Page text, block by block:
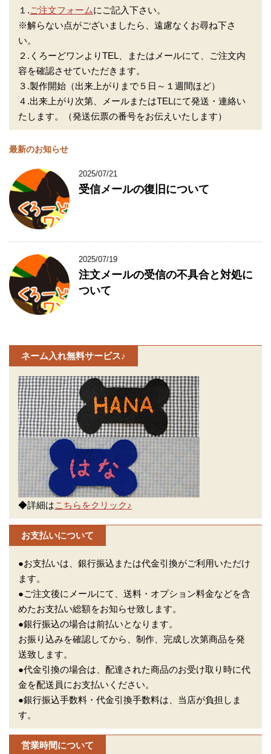
１.ご注文フォームにご記入下さい。
※解らない点がございましたら、遠慮なくお尋ね下さ
い。
２.くろーどワンよりTEL、またはメールにて、ご注文内
容を確認させていただきます。
３.製作開始（出来上がりまで５日～１週間ほど）
４.出来上がり次第、メールまたはTELにて発送・連絡い
たします。（発送伝票の番号をお伝えいたします）
最新のお知らせ
2025/07/21
受信メールの復旧について
2025/07/19
注文メールの受信の不具合と対処に
ついて
ネーム入れ無料サービス♪
◆詳細はこちらをクリック♪
お支払いについて
●お支払いは、銀行振込または代金引換がご利用いただけ
ます。
●ご注文後にメールにて、送料・オプション料金などを含
めたお支払い総額をお知らせ致します。
●銀行振込の場合は前払いとなります。
お振り込みを確認してから、制作、完成し次第商品を発
送致します。
●代金引換の場合は、配達された商品のお受け取り時に代
金を配送員にお支払いください。
●銀行振込手数料・代金引換手数料は、当店が負担しま
す。
営業時間について